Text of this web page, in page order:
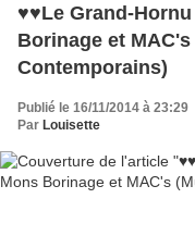
♥♥Le Grand-Hornu site minier région de Mons
Borinage et
Contemporains)
Publié le 16/11/2014 à 23:29
Par Louisette